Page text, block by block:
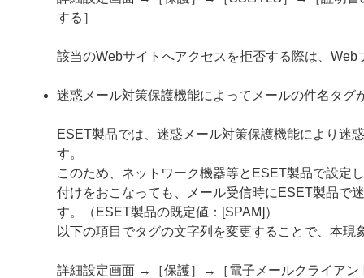
する］
該当のWebサイトへアクセスを拒否する際は、
迷惑メール対策保護機能によってメールの件名タグ
ESET製品では、迷惑メール対策保護機能により迷
す。
このため、ネットワーク機器等とESET製品で設定
付けをおこなっても、メール受信時にESET製品で
す。（ESET製品の既定値：[SPAM]）
以下の項目でタグの文字列を変更することで、本現
詳細設定画面 →［保護］→［電子メールクライア